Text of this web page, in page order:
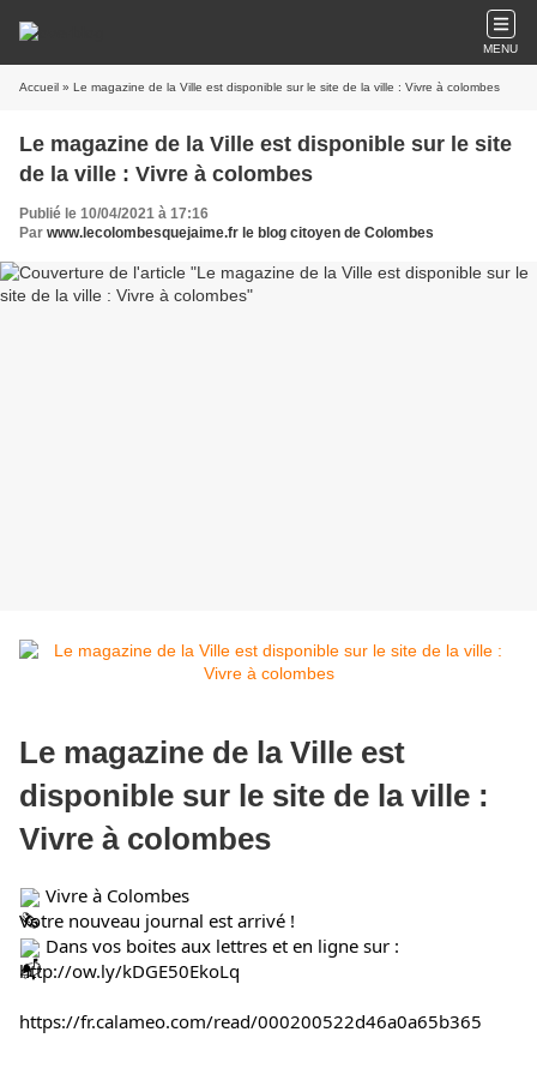
MENU
Accueil » Le magazine de la Ville est disponible sur le site de la ville : Vivre à colombes
Le magazine de la Ville est disponible sur le site
de la ville : Vivre à colombes
Publié le 10/04/2021 à 17:16
Par www.lecolombesquejaime.fr le blog citoyen de Colombes
Le magazine de la Ville est
disponible sur le site de la ville :
Vivre à colombes
Vivre à Colombes
Votre nouveau journal est arrivé !
Dans vos boites aux lettres et en ligne sur :
http://ow.ly/kDGE50EkoLq
https://fr.calameo.com/read/000200522d46a0a65b365